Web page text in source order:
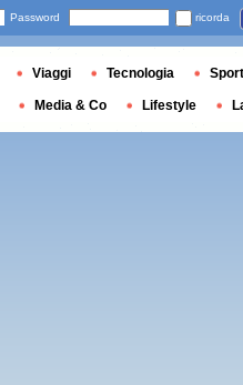
Password ricorda
Viaggi Tecnologia Sport
Media & Co Lifestyle